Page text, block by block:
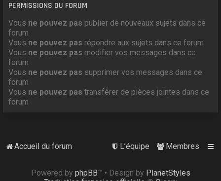
PERMISSIONS DU FORUM
Vous ne pouvez pas publier de nouveaux sujets dans ce
forum
Vous ne pouvez pas répondre aux sujets dans ce forum
Vous ne pouvez pas modifier vos messages dans ce
forum
Vous ne pouvez pas supprimer vos messages dans ce
forum
Vous ne pouvez pas transférer de pièces jointes dans ce
forum
Accueil du forum Membres
L’équipe
Powered by phpBB™ • Design by PlanetStyles